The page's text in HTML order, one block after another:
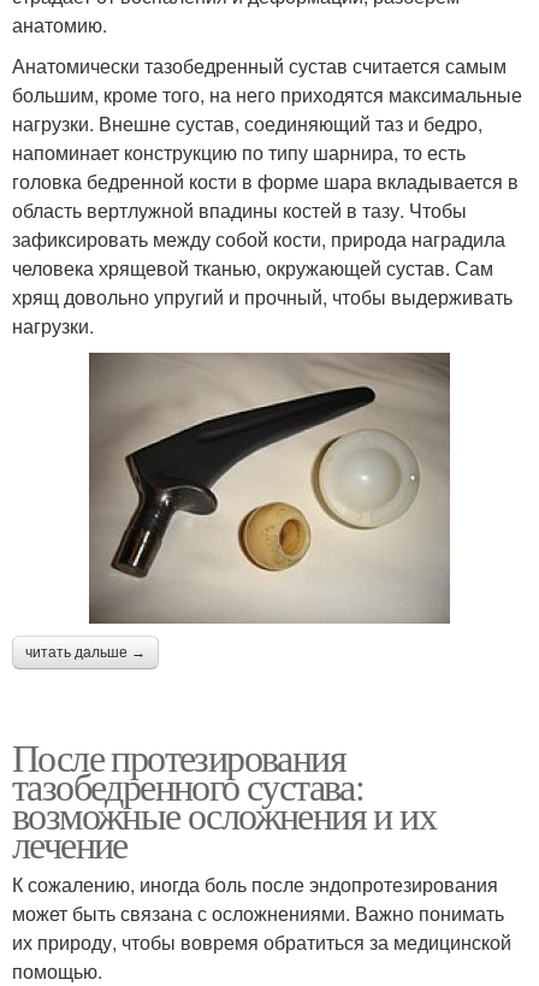
анатомию.
Анатомически тазобедренный сустав считается самым
большим, кроме того, на него приходятся максимальные
нагрузки. Внешне сустав, соединяющий таз и бедро,
напоминает конструкцию по типу шарнира, то есть
головка бедренной кости в форме шара вкладывается в
область вертлужной впадины костей в тазу. Чтобы
зафиксировать между собой кости, природа наградила
человека хрящевой тканью, окружающей сустав. Сам
хрящ довольно упругий и прочный, чтобы выдерживать
нагрузки.
читать дальше →
После протезирования
тазобедренного сустава:
возможные осложнения и их
лечение
К сожалению, иногда боль после эндопротезирования
может быть связана с осложнениями. Важно понимать
их природу, чтобы вовремя обратиться за медицинской
помощью.